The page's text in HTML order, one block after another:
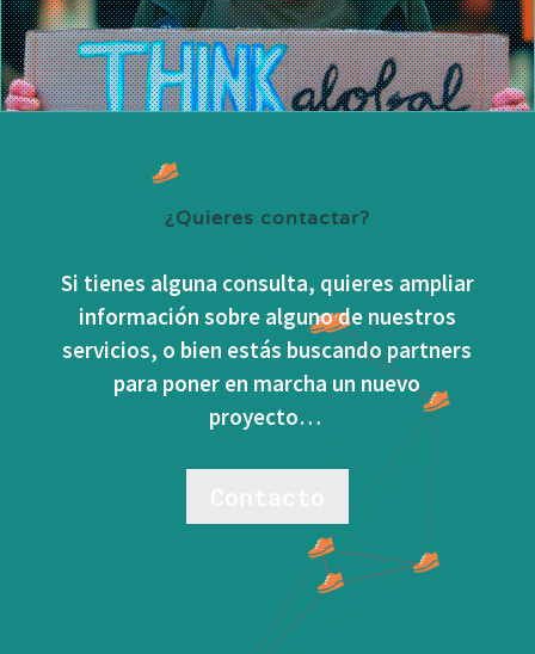
¿Quieres contactar?
Si tienes alguna consulta, quieres ampliar
información sobre alguno de nuestros
servicios, o bien estás buscando partners
para poner en marcha un nuevo
proyecto…